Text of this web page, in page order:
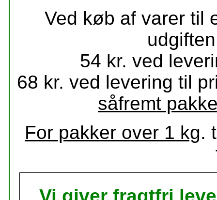
Ved køb af varer
54 kr. ved
68 kr. ved levering til
såfremt
For pakker over 1 kg.
Vi giver fragtfri